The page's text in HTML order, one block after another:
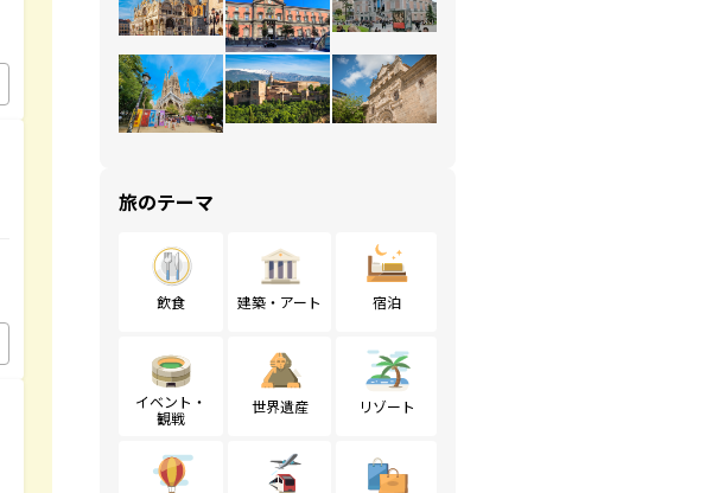
旅のテーマ
飲食 建築・アート 宿泊
イベント・
観戦
世界遺産 リゾート